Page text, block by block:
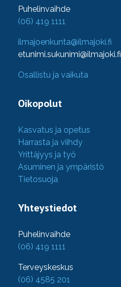
Puhelinvaihde
(06) 419 1111
ilmajoenkunta@ilmajoki.fi
etunimi.sukunimi@ilmajoki.fi
Osallistu ja vaikuta
Oikopolut
Kasvatus ja opetus
Harrasta ja viihdy
Yrittäjyys ja työ
Asuminen ja ympäristö
Tietosuoja
Yhteystiedot
Puhelinvaihde
(06) 419 1111
Terveyskeskus
(06) 4585 201